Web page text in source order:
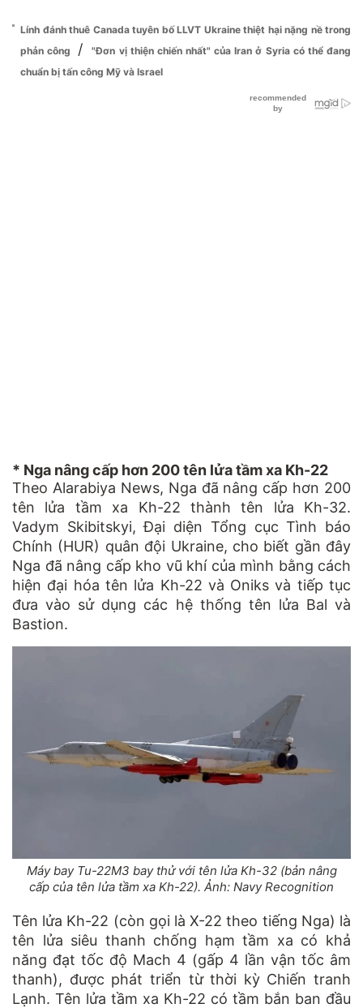
Lính đánh thuê Canada tuyên bố LLVT Ukraine thiệt hại nặng nề trong
phản công
/
"Đơn vị thiện chiến nhất" của Iran ở Syria có thể đang
chuẩn bị tấn công Mỹ và Israel
* Nga nâng cấp hơn 200 tên lửa tầm xa Kh-22
Theo Alarabiya News, Nga đã nâng cấp hơn 200
tên lửa tầm xa Kh-22 thành tên lửa Kh-32.
Vadym Skibitskyi, Đại diện Tổng cục Tình báo
Chính (HUR) quân đội Ukraine, cho biết gần đây
Nga đã nâng cấp kho vũ khí của mình bằng cách
hiện đại hóa tên lửa Kh-22 và Oniks và tiếp tục
đưa vào sử dụng các hệ thống tên lửa Bal và
Bastion.
Máy bay Tu-22M3 bay thử với tên lửa Kh-32 (bản nâng
cấp của tên lửa tầm xa Kh-22). Ảnh: Navy Recognition
Tên lửa Kh-22 (còn gọi là X-22 theo tiếng Nga) là
tên lửa siêu thanh chống hạm tầm xa có khả
năng đạt tốc độ Mach 4 (gấp 4 lần vận tốc âm
thanh), được phát triển từ thời kỳ Chiến tranh
Lạnh. Tên lửa tầm xa Kh-22 có tầm bắn ban đầu